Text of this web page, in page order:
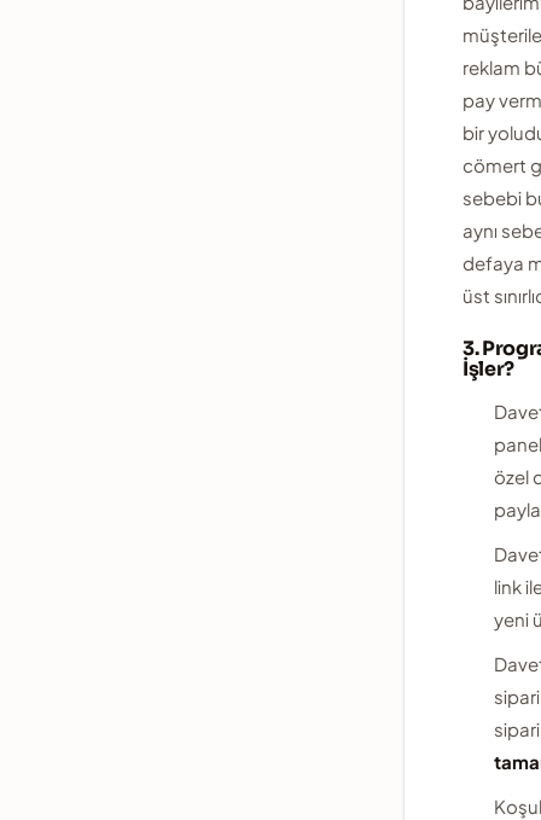
reklam
pay
bir
cömert
sebebi
aynı
defaya
üst
3.
İşler?
özel
link
yeni